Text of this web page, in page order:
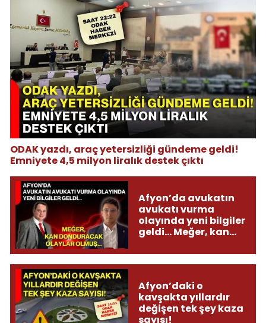
ODAK yazdı, araç yetersizliği gündeme geldi!
Emniyete 4,5 milyon liralık destek çıktı
Afyon’da avukatın
avukatı vurma
olayında yeni bilgiler
geldi... Meğer, kan
olmuş...
Afyon’daki o
kavşakta yıllardır
değişen tek şey kaza
sayısı!